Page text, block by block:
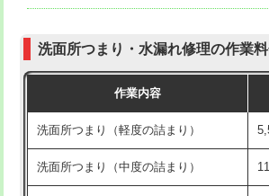
モルタル補修（厚さ10㎝まで）
モルタル補修（厚さ10㎝超え）
洗面台設置
（P/S/ポップアップ））
交換・取付（その他部品）
持込商品取付（単水栓）
持込商品取付（混合水栓）
持込商品取付（浄水器・分岐水栓）
洗面所つまり・水漏れ修理の作業
作業内容
洗面所つまり（軽度の詰まり）
洗面所つまり（中度の詰まり）